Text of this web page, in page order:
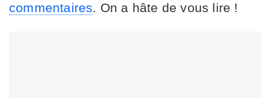
commentaires. On a hâte de vous lire !